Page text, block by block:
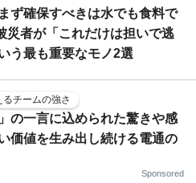
ず確保すべきは水でも食料で
災者が「これだけは担いで逃
う最も重要なモノ2選
チームの強さ
の一言に込められた驚きや感
価値を生み出し続ける電通の
Sponsored